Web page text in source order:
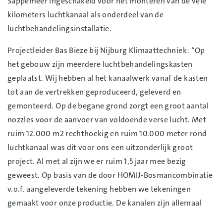
kilometers luchtkanaal als onderdeel van de
luchtbehandelingsinstallatie.
Projectleider Bas Bieze bij Nijburg Klimaattechniek: “Op
het gebouw zijn meerdere luchtbehandelingskasten
geplaatst. Wij hebben al het kanaalwerk vanaf de kasten
tot aan de vertrekken geproduceerd, geleverd en
gemonteerd. Op de begane grond zorgt een groot aantal
nozzles voor de aanvoer van voldoende verse lucht. Met
ruim 12.000 m2 rechthoekig en ruim 10.000 meter rond
luchtkanaal was dit voor ons een uitzonderlijk groot
project. Al met al zijn we er ruim 1,5 jaar mee bezig
geweest. Op basis van de door HOMIJ-Bosmancombinatie
v.o.f. aangeleverde tekening hebben we tekeningen
gemaakt voor onze productie. De kanalen zijn allemaal